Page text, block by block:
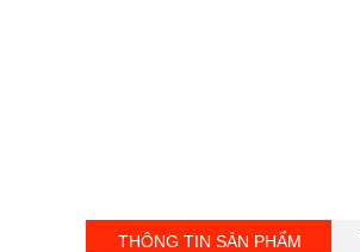
THÔNG TIN SẢN PHẨM